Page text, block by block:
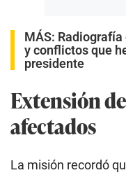
MÁS: Radiografía
y conflictos que
presidente
Extensión
afectados
La misión recordó